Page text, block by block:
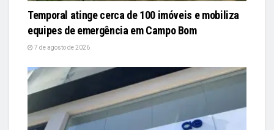
Temporal atinge cerca de 100 imóveis e mobiliza
equipes de emergência em Campo Bom
7 de agosto de 2026